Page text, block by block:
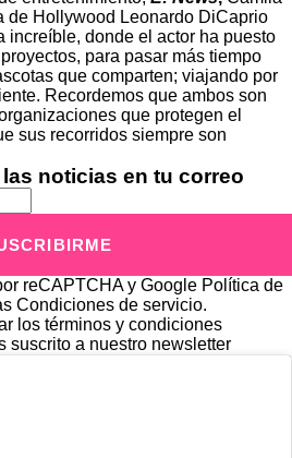
de Hollywood Leonardo DiCaprio
increíble, donde el actor ha puesto
para pasar más tiempo
que comparten; viajando por
Recordemos que ambos son
que protegen el
sus recorridos siempre son
noticias en tu correo
reCAPTCHA y Google Política de
Condiciones de servicio.
los términos y condiciones
suscrito a nuestro newsletter